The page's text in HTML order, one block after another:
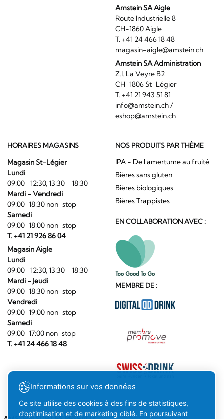
Amstein SA Aigle
Route Industrielle 8
CH-1860 Aigle
T. +41 24 466 18 48
magasin-aigle@amstein.ch
Amstein SA Administration
Z.I. La Veyre B2
CH-1806 St-Légier
T. +41 21 943 51 81
info@amstein.ch/
eshop@amstein.ch
HORAIRES MAGASINS
Magasin St-Légier
Lundi
09:00- 12:30, 13:30 - 18:30
Mardi - Vendredi
09:00-18:30 non-stop
Samedi
09:00-18:00 non-stop
T. +41 21 926 86 04
Magasin Aigle
Lundi
09:00- 12:30, 13:30 - 18:30
Mardi - Jeudi
09:00-18:30 non-stop
Vendredi
09:00-19:00 non-stop
Samedi
09:00-17:00 non-stop
T. +41 24 466 18 48
NOS PRODUITS PAR THÈME
IPA - De l'amertume au fruité
Bières sans gluten
Bières biologiques
Bières Trappistes
EN COLLABORATION AVEC :
MEMBRE DE :
Informations sur vos données
Ce site utilise des cookies à des fins de statistiques,
d’optimisation et de marketing ciblé. En poursuivant